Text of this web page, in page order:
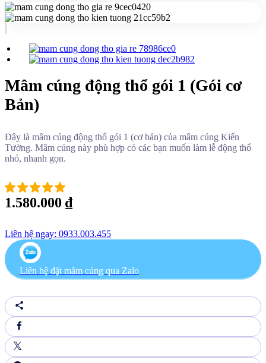
Mâm cúng động thổ gói 1 (Gói cơ
Bản)
Đây là mâm cúng động thổ gói 1 (cơ bản) của mâm cúng Kiến
Tường. Mâm cúng này phù hợp có các bạn muốn làm lễ động thổ
nhỏ, nhanh gọn.
1.580.000 ₫
Liên hệ ngay: 0933.003.455
Liên hệ đặt mâm cúng qua Zalo